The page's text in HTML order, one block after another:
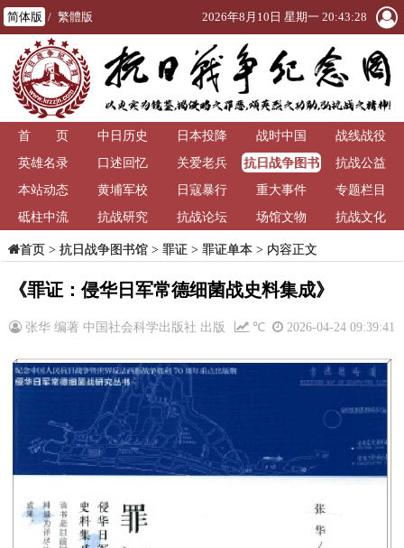
简体版 / 繁體版 2026年8月10日 星期一 20:43:28
首 页 中日历史 日本投降 战时中国
战线战役
英雄名录
口述回忆 关爱老兵
抗日战争图书
馆
抗战公益
本站动态
黄埔军校 日寇暴行 重大事件
专题栏目
砥柱中流
抗战研究 抗战论坛 场馆文物 抗战文化
首页> 抗日战争图书馆> 罪证> 罪证单本> 内容正文
《罪证：侵华日军常德细菌战史料集成》
张华 编著 中国社会科学出版社 出版 2026-04-24 09:39:41
℃